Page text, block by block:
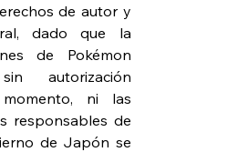
de autor y
dado que la
de Pokémon
autorización
ni las
responsables de
de Japón se